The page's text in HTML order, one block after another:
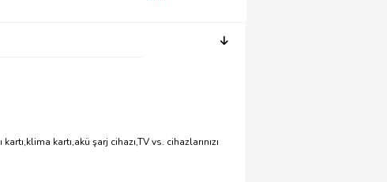
kartı,akü şarj cihazı,TV vs. cihazlarınızı